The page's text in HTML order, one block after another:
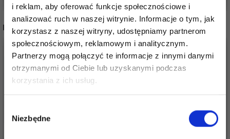
i reklam, aby oferować funkcje społecznościowe i
analizować ruch w naszej witrynie. Informacje o tym, jak
korzystasz z naszej witryny, udostępniamy partnerom
społecznościowym, reklamowym i analitycznym.
Partnerzy mogą połączyć te informacje z innymi danymi
otrzymanymi od Ciebie lub uzyskanymi podczas
korzystania z ich usług.
zgody
Niezbędne
INNI TEŻ WIDZIELI
14%Promocja
Oszczędź nawet do 50%
miłośników włóczek i uzyskaj wyłączny
dostęp do inspirujących wzorów na druty i